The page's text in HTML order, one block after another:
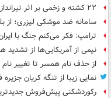
۲۲ کشته و زخمی بر اثر تیراندازی در یک مدرسه در تایلند+ فیلم
سامانه ضد موشکی لیزری؛ از
ترامپ: فکر می‌کنم جنگ با
نیمی از آمریکایی‌ها از
از حذف نام همسر تا تغییر
نمایی زیبا از تنگه کریان
رکوردشکنی پیش‌فروش